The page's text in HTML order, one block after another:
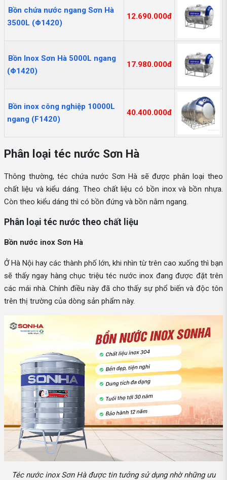
Bồn chứa nước ngang Sơn Hà
3500L (Φ1420)
12.690.000đ
Bồn Inox Sơn Hà 5000L ngang
(Φ1420)
17.980.000đ
Bồn inox công nghiệp 10000L
ngang (F1420)
40.400.000đ
Phân loại téc nước Sơn Hà
Thông thường, téc chứa nước Sơn Hà sẽ được phân loại theo
chất liệu và kiểu dáng. Theo chất liệu có bồn inox và bồn nhựa.
Còn theo kiểu dáng thì có bồn đứng và bồn nằm ngang.
Phân loại téc nước theo chất liệu
Bồn nước inox Sơn Hà
Ở Hà Nội hay các thành phố lớn, khi nhìn từ trên cao xuống thì bạn
sẽ thấy ngay hàng chục triệu téc nước inox đang được đặt trên
các mái nhà. Chính điều này đã cho thấy sự phổ biến và độc tôn
trên thị trường của dòng sản phẩm này.
Téc nước inox Sơn Hà được tin tưởng sử dụng nhờ những ưu